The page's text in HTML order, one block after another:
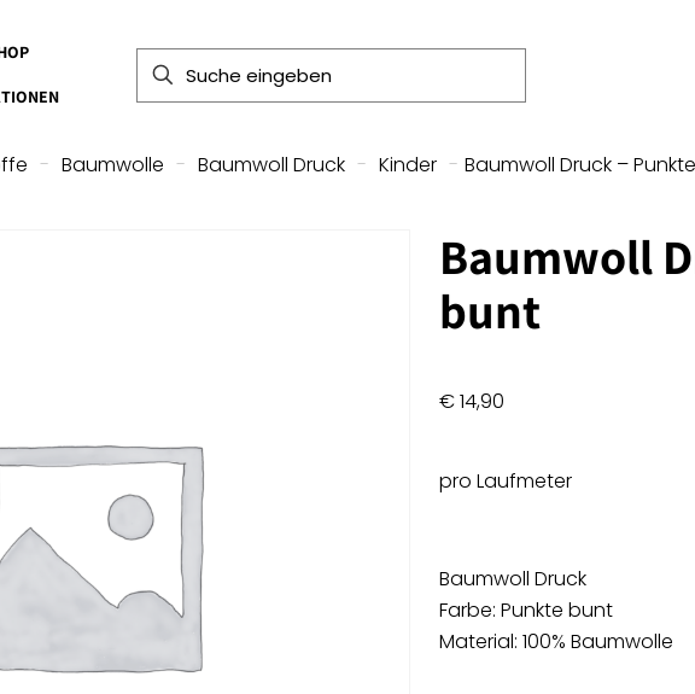
- Baumwolle - Baumwoll Druck - Kinder - Baumwoll Druck –
Baumwoll
bunt
€14,90
pro Laufmeter
Baumwoll Druck
Farbe: Punkte bunt
Material: 100% Baumwolle